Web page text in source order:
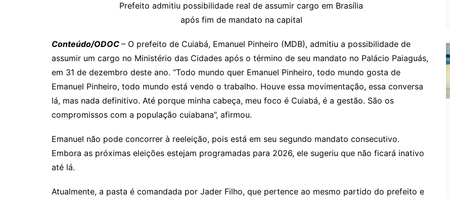
Li
n
k
A
p
p
e
a
m
er t
k
e
dI
n
ai
l
o
gl
e
Cl
a
s
sr
o
o
m
s
s
e
n
g
er
s
s
a
g
e
lo
o
k.
c
o
m
y
e
h
o
M
ai
l
e
d
s
Prefeito admitiu possibilidade real de assumir cargo em Brasília
após fim de mandato na capital
Conteúdo/ODOC – O prefeito de Cuiabá, Emanuel Pinheiro (MDB), admitiu a possibilidade de
assumir um cargo no Ministério das Cidades após o término de seu mandato no Palácio Paiaguás,
em 31 de dezembro deste ano. “Todo mundo quer Emanuel Pinheiro, todo mundo gosta de
Emanuel Pinheiro, todo mundo está vendo o trabalho. Houve essa movimentação, essa conversa
lá, mas nada definitivo. Até porque minha cabeça, meu foco é Cuiabá, é a gestão. São os
compromissos com a população cuiabana”, afirmou.
Emanuel não pode concorrer à reeleição, pois está em seu segundo mandato consecutivo.
Embora as próximas eleições estejam programadas para 2026, ele sugeriu que não ficará inativo
até lá.
Atualmente, a pasta é comandada por Jader Filho, que pertence ao mesmo partido do prefeito e